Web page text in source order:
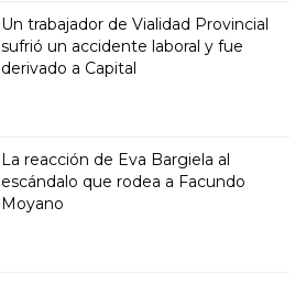
Un trabajador de Vialidad Provincial
sufrió un accidente laboral y fue
derivado a Capital
La reacción de Eva Bargiela al
escándalo que rodea a Facundo
Moyano